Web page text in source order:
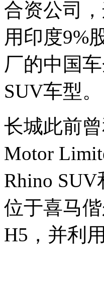
合资公司
用印度9%
厂的中国
SUV车型。
长城此前
Motor
Rhino
位于喜马
H5，并利